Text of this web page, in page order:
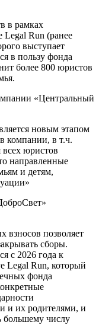
в рамках
Legal Run (ранее
выступает
в пользу фонда
более 800 юристов
«Центральный
новым этапом
компании, в т.ч.
юристов
направленные
и детям,
взносов позволяет
сборы.
с 2026 года к
Legal Run, который
фонда
и их родителями, и
большему числу